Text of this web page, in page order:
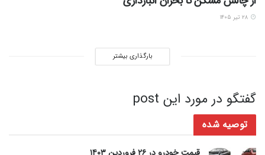
بارگذاری بیشتر
گفتگو در مورد این post
توصیه شده